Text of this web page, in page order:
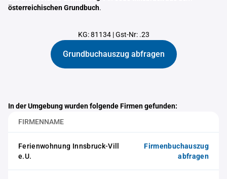
österreichischen Grundbuch.
KG: 81134|Gst-Nr: .23
Grundbuchauszug abfragen
In der Umgebung wurden folgende Firmen gefunden:
FIRMENNAME
Ferienwohnung Innsbruck-Vill
e.U.
Firmenbuchauszug
abfragen